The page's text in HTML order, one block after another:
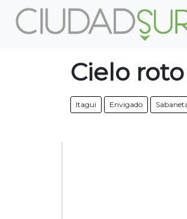
Cielo roto
Itagui Envigado